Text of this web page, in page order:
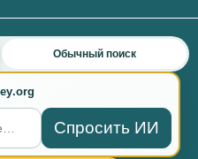
Спросить ИИ
Обычный поиск